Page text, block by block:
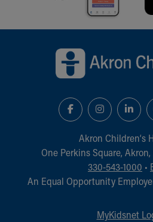
Akron Children‘s
One Perkins Square,
330-543-1000 •
An Equal Opportunity
MyKidsnet